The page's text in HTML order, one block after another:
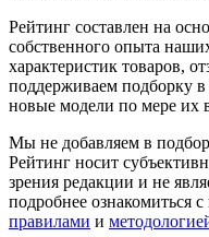
Рейтинг составлен на
собственного опыта
характеристик товаров,
поддерживаем подборку
новые модели по мере их
Мы не добавляем в
Рейтинг носит
зрения редакции и не
подробнее ознакомиться
правилами и